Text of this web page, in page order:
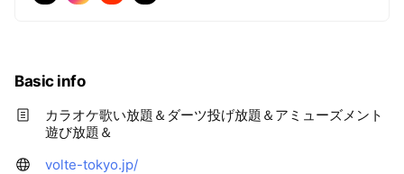
Basic info
カラオケ歌い放題＆ダーツ投げ放題＆アミューズメント
遊び放題＆
volte-tokyo.jp/